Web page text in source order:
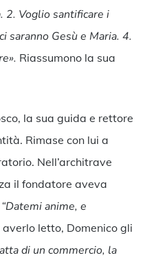
2. Voglio santificare i
saranno Gesù e Maria. 4.
Riassumono la sua
la sua guida e rettore
Rimase con lui a
Nell’architrave
il fondatore aveva
“Datemi anime, e
averlo letto, Domenico gli
di un commercio, la